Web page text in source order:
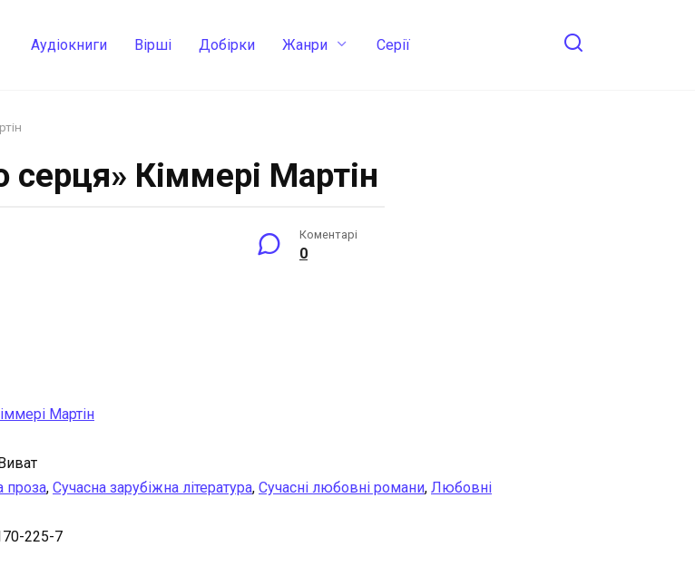
Аудіокниги Вірші Добірки Жанри Cерії
серця» Кіммері Мартін
Коментарі
0
Мартін
Виват
проза, Сучасна зарубіжна література, Сучасні любовні романи, Любовні
225-7